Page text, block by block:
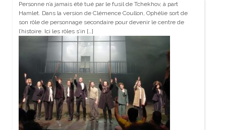
Personne n’a jamais été tué par le fusil de Tchekhov, à part
Hamlet. Dans la version de Clémence Coullon, Ophélie sort de
son rôle de personnage secondaire pour devenir le centre de
l’histoire. Ici les rôles s’in […]